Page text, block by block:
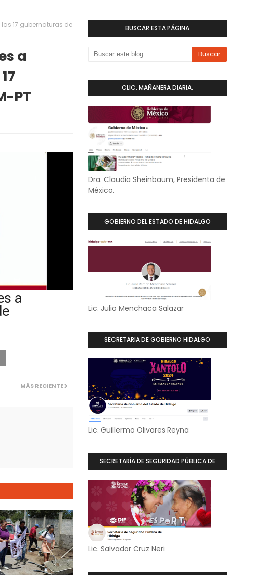
17 gubernaturas de
a
PT
a
MÁS RECIENTE
BUSCAR ESTA PÁGINA
CLIC. MAÑANERA DIARIA.
Dra. Claudia Sheinbaum, Presidenta de
México.
GOBIERNO DEL ESTADO DE HIDALGO
Lic. Julio Menchaca Salazar
SECRETARIA DE GOBIERNO HIDALGO
Lic. Guillermo Olivares Reyna
SECRETARÍA DE SEGURIDAD PÚBLICA DE
Lic. Salvador Cruz Neri